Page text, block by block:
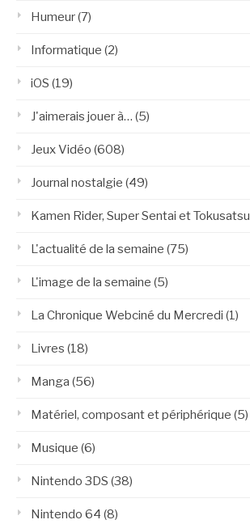
Humeur(7)
Informatique (2)
iOS (19)
J'aimerais jouer à… (5)
Jeux Vidéo (608)
Journal nostalgie (49)
Kamen Rider, Super Sentai et Tokusatsu
L'actualité de la semaine (75)
L'image de la semaine (5)
La Chronique Webciné du Mercredi (1)
Livres (18)
Manga (56)
Matériel, composant et périphérique (5)
Musique (6)
Nintendo 3DS (38)
Nintendo 64 (8)